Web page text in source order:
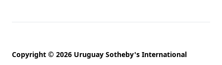
Copyright © 2026 Uruguay Sotheby's International